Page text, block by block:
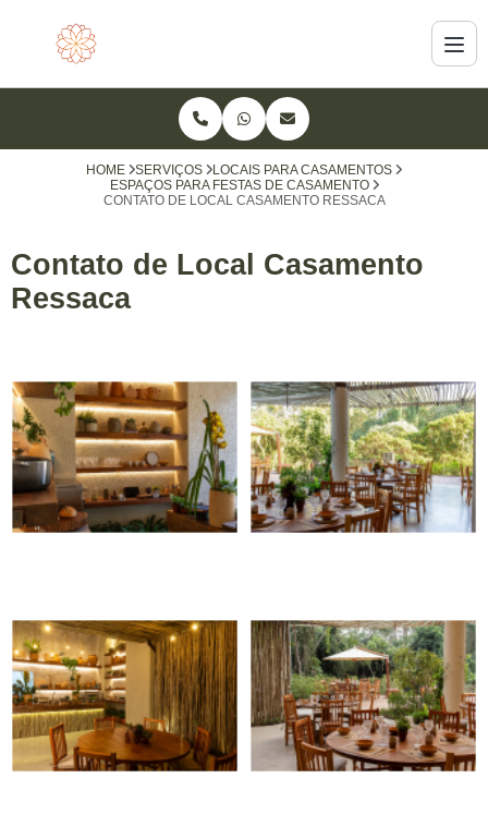
HOME SERVIÇOS
LOCAIS PARA CASAMENTOS
ESPAÇOS PARA FESTAS DE CASAMENTO
CONTATO DE LOCAL CASAMENTO RESSACA
Contato de Local Casamento
Ressaca